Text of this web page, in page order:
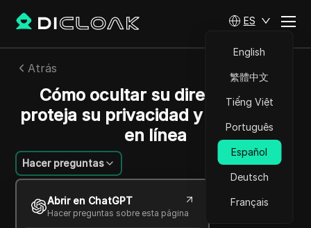
ES
English
繁體中文
Tiếng Việt
Português
Español
Deutsch
Français
Atrás
Cómo ocultar su dirección IP:
proteja su privacidad y anonimato
en línea
Hacer preguntas
Abrir en ChatGPT
Hacer preguntas sobre esta página
Sandra Anderson
24 sep 2025 9 minuto de lectura